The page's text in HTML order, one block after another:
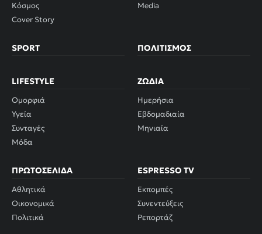
Κόσμος
Cover Story
Media
SPORT ΠΟΛΙΤΙΣΜΌΣ
LIFESTYLE
Ομορφιά
Υγεία
Συνταγές
Μόδα
ΖΏΔΙΑ
Ημερήσια
Εβδομαδιαία
Μηνιαία
ΠΡΩΤΟΣΈΛΙΔΑ
Αθλητικά
Οικονομικά
Πολιτικά
ESPRESSO TV
Εκπομπές
Συνεντεύξεις
Ρεπορτάζ